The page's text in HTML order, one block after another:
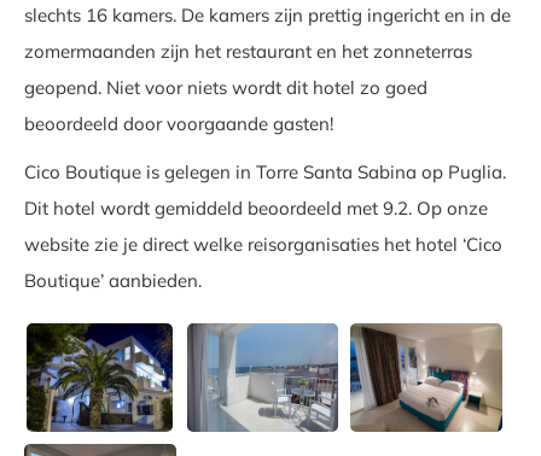
slechts 16 kamers. De kamers zijn prettig ingericht en in de
zomermaanden zijn het restaurant en het zonneterras
geopend. Niet voor niets wordt dit hotel zo goed
beoordeeld door voorgaande gasten!
Cico Boutique is gelegen in Torre Santa Sabina op Puglia.
Dit hotel wordt gemiddeld beoordeeld met 9.2. Op onze
website zie je direct welke reisorganisaties het hotel ‘Cico
Boutique’ aanbieden.